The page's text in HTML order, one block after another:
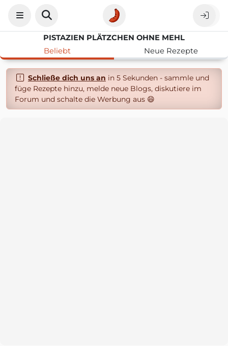
PISTAZIEN PLÄTZCHEN OHNE MEHL
Beliebt
Neue Rezepte
Schließe dich uns an in 5 Sekunden - sammle und
füge Rezepte hinzu, melde neue Blogs, diskutiere im
Forum und schalte die Werbung aus 😄